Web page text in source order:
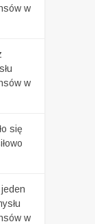
w
w
się
w